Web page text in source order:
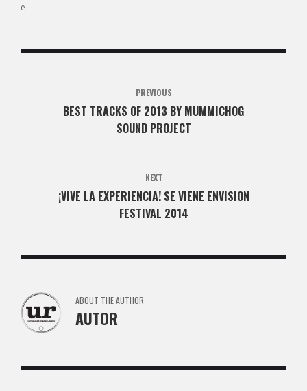
e
PREVIOUS
BEST TRACKS OF 2013 BY MUMMICHOG
SOUND PROJECT
NEXT
¡VIVE LA EXPERIENCIA! SE VIENE ENVISION
FESTIVAL 2014
ABOUT THE AUTHOR
AUTOR